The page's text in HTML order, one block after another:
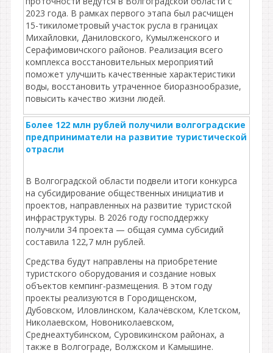
2023 года. В рамках первого этапа был расчищен
15-тикилометровый участок русла в границах
Михайловки, Даниловского, Кумылженского и
Серафимовичского районов. Реализация всего
комплекса восстановительных мероприятий
поможет улучшить качественные характеристики
воды, восстановить утраченное биоразнообразие,
повысить качество жизни людей.
Более 122 млн рублей получили волгоградские
предприниматели на развитие туристической
отрасли
В Волгоградской области подвели итоги конкурса
на субсидирование общественных инициатив и
проектов, направленных на развитие туристской
инфраструктуры. В 2026 году господдержку
получили 34 проекта — общая сумма субсидий
составила 122,7 млн рублей.
Средства будут направлены на приобретение
туристского оборудования и создание новых
объектов кемпинг‑размещения. В этом году
проекты реализуются в Городищенском,
Дубовском, Иловлинском, Калачёвском, Клетском,
Николаевском, Новониколаевском,
Среднеахтубинском, Суровикинском районах, а
также в Волгограде, Волжском и Камышине.